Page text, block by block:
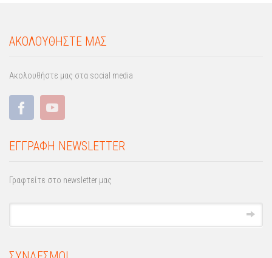
ΑΚΟΛΟΥΘΗΣΤΕ ΜΑΣ
Ακολουθήστε μας στα social media
ΕΓΓΡΑΦΗ NEWSLETTER
Γραφτείτε στο newsletter μας